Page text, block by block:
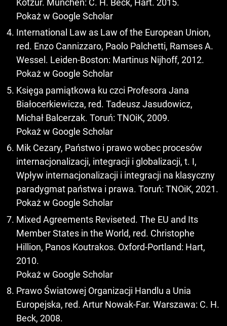
Pokaż w Google Scholar
International Law as Law of the European Union,
red. Enzo Cannizzaro, Paolo Palchetti, Ramses A.
Wessel. Leiden-Boston: Martinus Nijhoff, 2012.
Pokaż w Google Scholar
Księga pamiątkowa ku czci Profesora Jana
Białocerkiewicza, red. Tadeusz Jasudowicz,
Michał Balcerzak. Toruń: TNOiK, 2009.
Pokaż w Google Scholar
Mik Cezary, Państwo i prawo wobec procesów
internacjonalizacji, integracji i globalizacji, t. I,
Wpływ internacjonalizacji i integracji na klasyczny
paradygmat państwa i prawa. Toruń: TNOiK, 2021.
Pokaż w Google Scholar
Mixed Agreements Reviseted. The EU and Its
Member States in the World, red. Christophe
Hillion, Panos Koutrakos. Oxford-Portland: Hart,
2010.
Pokaż w Google Scholar
Prawo Światowej Organizacji Handlu a Unia
Europejska, red. Artur Nowak-Far. Warszawa: C. H.
Beck, 2008.